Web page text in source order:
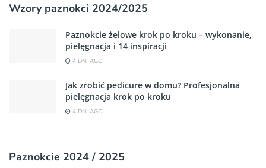
Wzory paznokci 2024/2025
Paznokcie żelowe krok po kroku – wykonanie,
pielęgnacja i 14 inspiracji
4 DNI AGO
Jak zrobić pedicure w domu? Profesjonalna
pielęgnacja krok po kroku
4 DNI AGO
Paznokcie 2024 / 2025